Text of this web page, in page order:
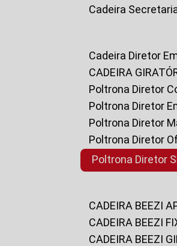
Cadeira
Cadeira Diretor
CADEIRA
Poltrona Diretor
Poltrona Diretor
Poltrona Diretor
Poltrona Diretor
Poltrona Diretor
CADEIRA BEEZI
CADEIRA BEEZI
CADEIRA BEEZI